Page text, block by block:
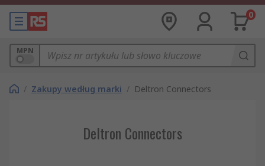
0
MPN
/ Zakupy według marki / Deltron Connectors
Deltron Connectors